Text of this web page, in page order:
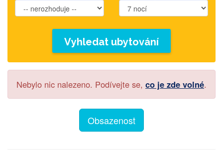
Vyhledat ubytování
Nebylo nic nalezeno. Podívejte se, co je zde volné.
Obsazenost